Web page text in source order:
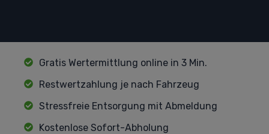
Gratis Wertermittlung online in 3 Min.
Restwertzahlung je nach Fahrzeug
Stressfreie Entsorgung mit Abmeldung
Kostenlose Sofort-Abholung